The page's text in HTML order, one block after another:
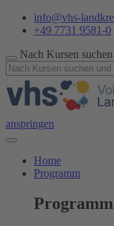
info@vhs-
+49 7731 9581-0
Nach Kursen
anspringen
Home
Programm
Programm